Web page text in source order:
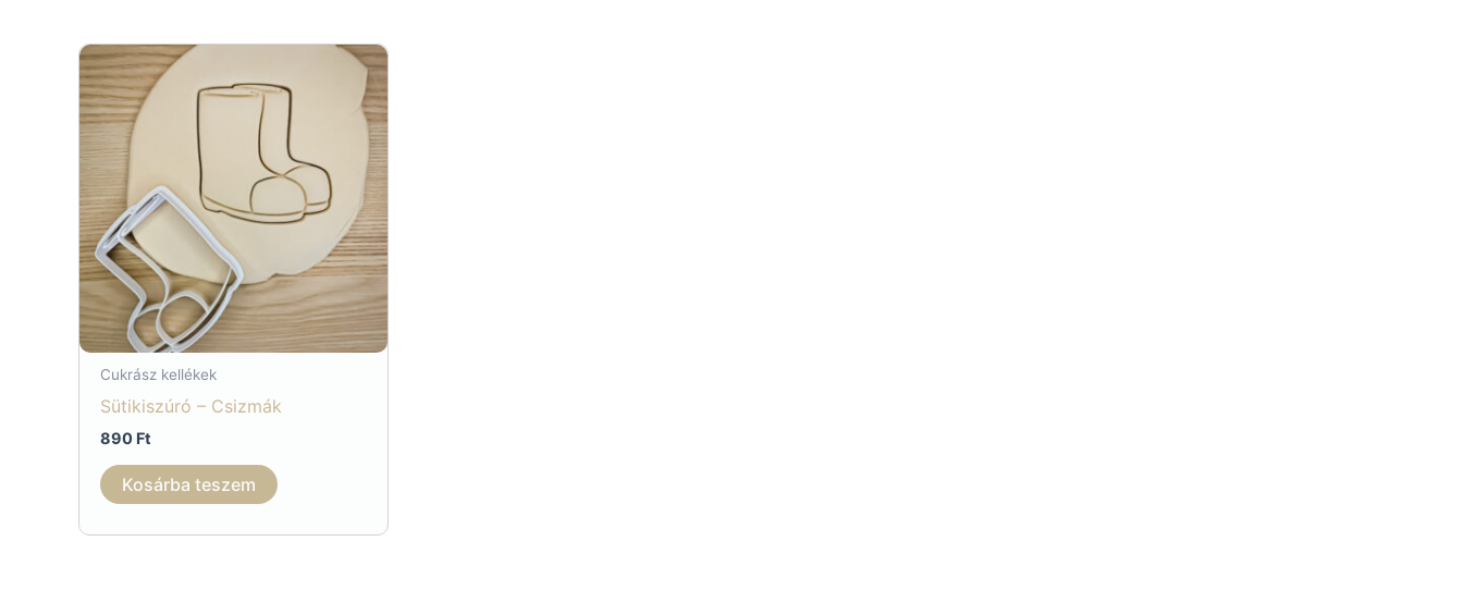
Cukrász kellékek
Sütikiszúró – Csizmák
890 Ft
Kosárba teszem